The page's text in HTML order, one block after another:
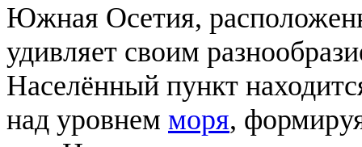
Южная Осетия,
удивляет своим
Населённый пункт
над уровнем моря,